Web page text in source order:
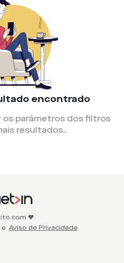
encontrado
parâmetros dos filtros
resultados..
com ❤️
e Aviso de Privacidade